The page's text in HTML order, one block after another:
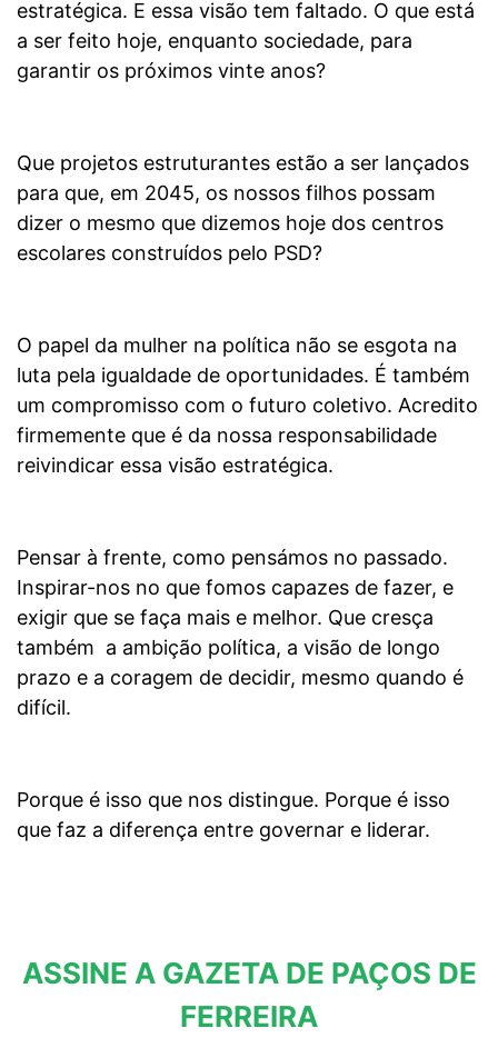
estratégica. E essa visão tem faltado. O que está
a ser feito hoje, enquanto sociedade, para
garantir os próximos vinte anos?
Que projetos estruturantes estão a ser lançados
para que, em 2045, os nossos filhos possam
dizer o mesmo que dizemos hoje dos centros
escolares construídos pelo PSD?
O papel da mulher na política não se esgota na
luta pela igualdade de oportunidades. É também
um compromisso com o futuro coletivo. Acredito
firmemente que é da nossa responsabilidade
reivindicar essa visão estratégica.
Pensar à frente, como pensámos no passado.
Inspirar-nos no que fomos capazes de fazer, e
exigir que se faça mais e melhor. Que cresça
também a ambição política, a visão de longo
prazo e a coragem de decidir, mesmo quando é
difícil.
Porque é isso que nos distingue. Porque é isso
que faz a diferença entre governar e liderar.
ASSINE A GAZETA DE PAÇOS DE
FERREIRA